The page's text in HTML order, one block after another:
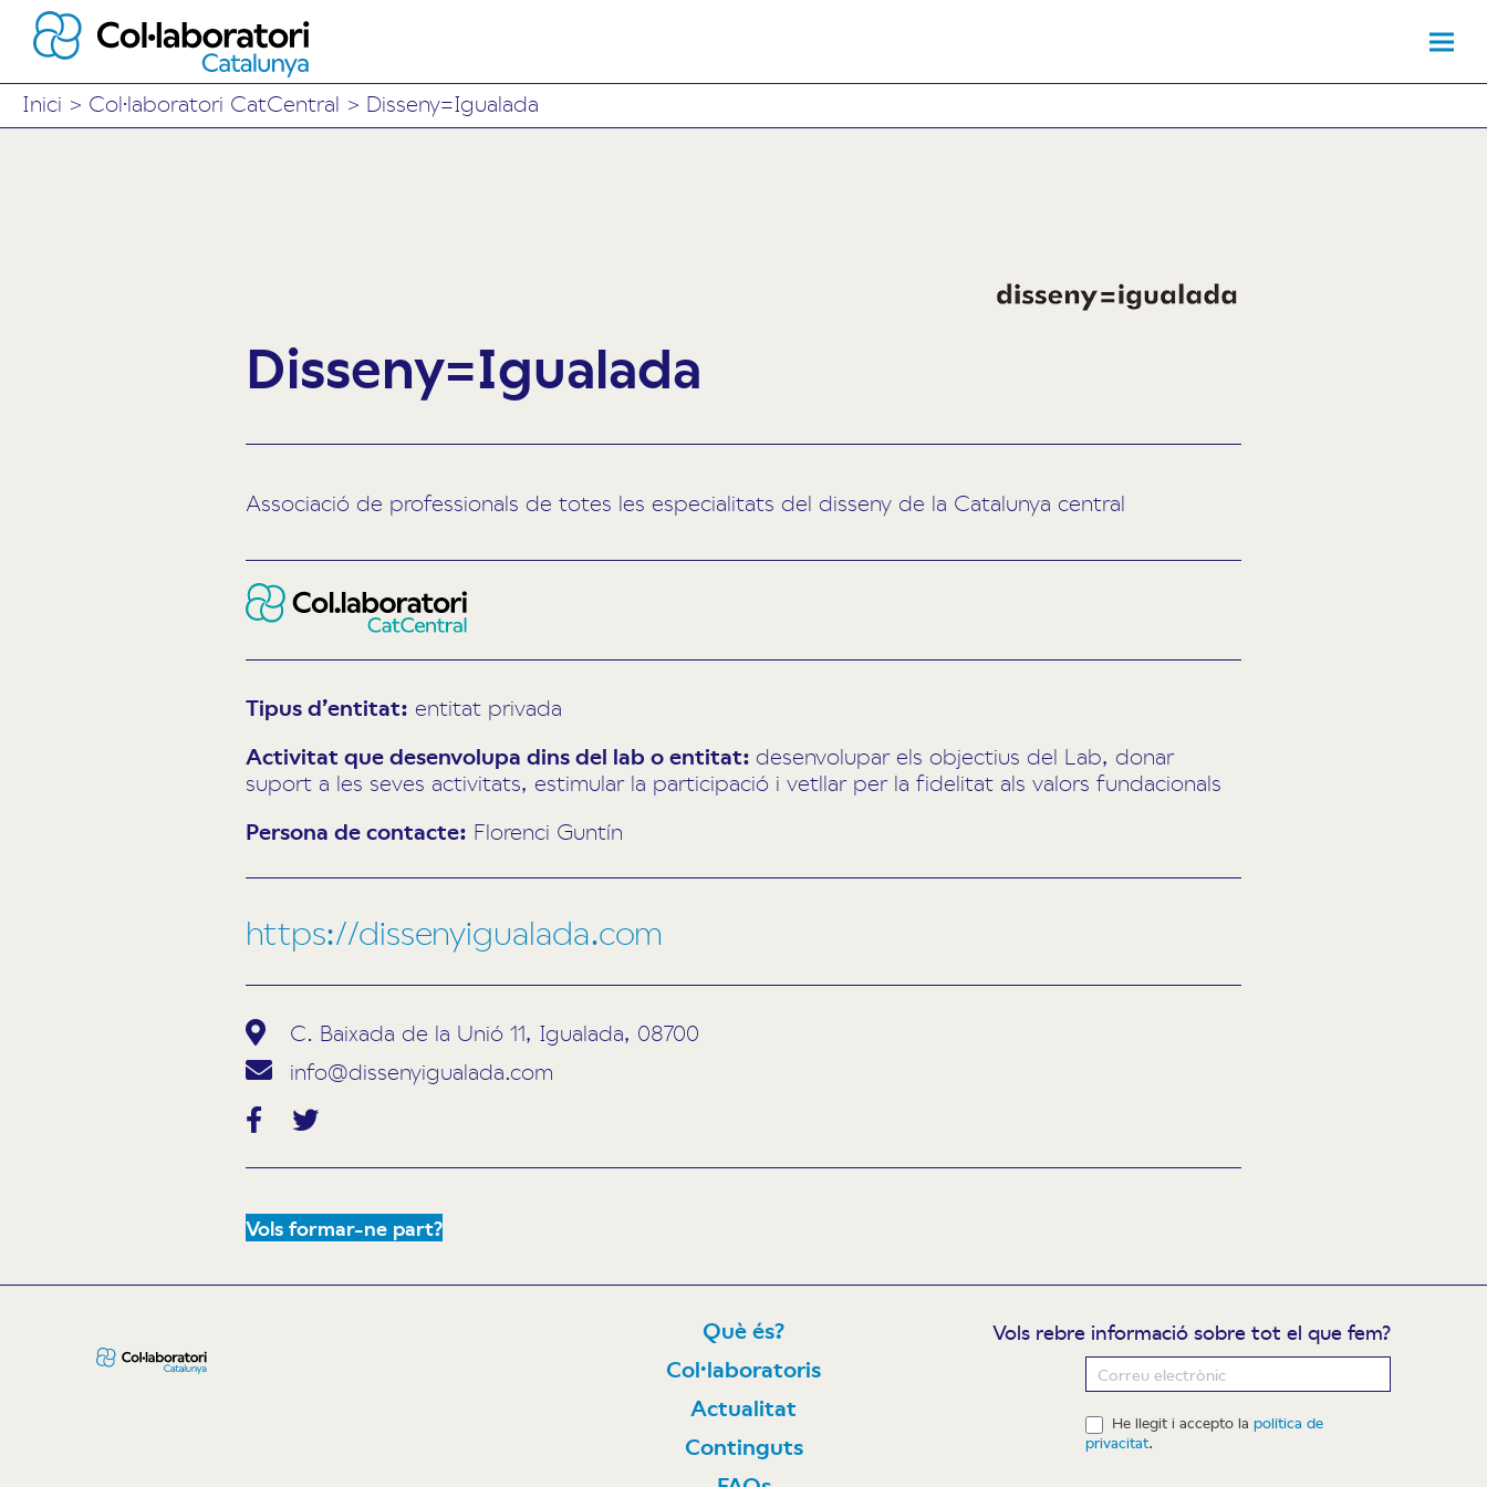
Inici > Col·laboratori CatCentral > Disseny=Igualada
Disseny=Igualada
Associació de professionals de totes les especialitats del disseny de la Catalunya central
Tipus d’entitat: entitat privada
Activitat que desenvolupa dins del lab o entitat: desenvolupar els objectius del Lab, donar
suport a les seves activitats, estimular la participació i vetllar per la fidelitat als valors fundacionals
Persona de contacte: Florenci Guntín
https://dissenyigualada.com
C. Baixada de la Unió 11, Igualada, 08700
info@dissenyigualada.com
Vols formar-ne part?
Què és?
Col·laboratoris
Actualitat
Continguts
Vols rebre informació sobre tot el que fem?
He llegit i accepto lapolítica de
privacitat.